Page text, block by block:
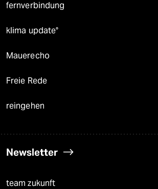
fernverbindung
klima update°
Mauerecho
Freie Rede
reingehen
Newsletter
team zukunft